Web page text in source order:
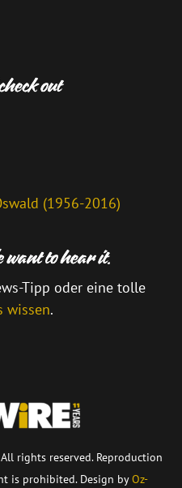
(1956-2016)
Tipp oder eine tolle
wissen.
rights reserved. Reproduction
is prohibited. Design byOz-